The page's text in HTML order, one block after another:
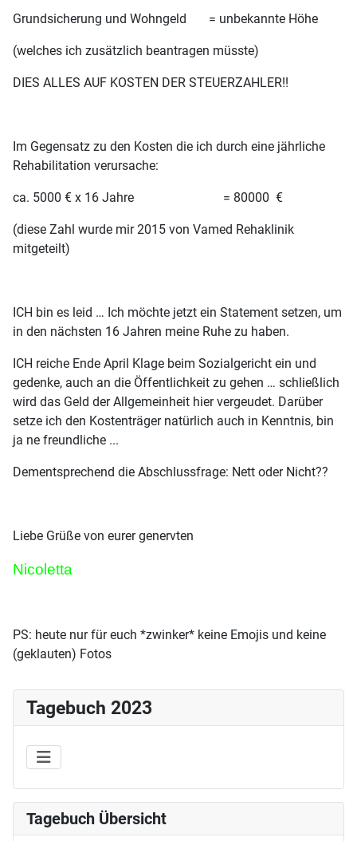
Grundsicherung und Wohngeld = unbekannte Höhe
(welches ich zusätzlich beantragen müsste)
DIES ALLES AUF KOSTEN DER STEUERZAHLER!!
Im Gegensatz zu den Kosten die ich durch eine jährliche
Rehabilitation verursache:
ca. 5000 € x 16 Jahre = 80000 €
(diese Zahl wurde mir 2015 von Vamed Rehaklinik
mitgeteilt)
ICH bin es leid … Ich möchte jetzt ein Statement setzen, um
in den nächsten 16 Jahren meine Ruhe zu haben.
ICH reiche Ende April Klage beim Sozialgericht ein und
gedenke, auch an die Öffentlichkeit zu gehen … schließlich
wird das Geld der Allgemeinheit hier vergeudet. Darüber
setze ich den Kostenträger natürlich auch in Kenntnis, bin
ja ne freundliche ...
Dementsprechend die Abschlussfrage: Nett oder Nicht??
Liebe Grüße von eurer genervten
Nicoletta
PS: heute nur für euch *zwinker* keine Emojis und keine
(geklauten) Fotos
Tagebuch 2023
Tagebuch Übersicht